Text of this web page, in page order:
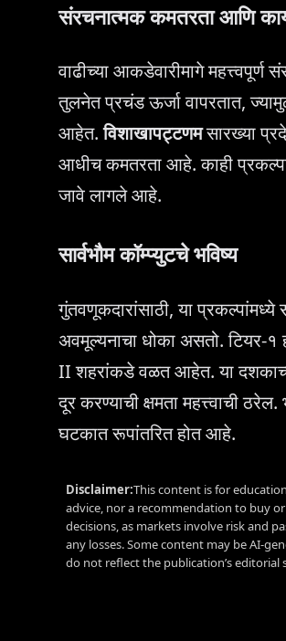
संरचनात्मक कमतरता आणि
वाढीच्या आकडेवारीमागे
तुलनेत प्रचंड ऊर्जा वापरतात,
आहेत.विशाखापट्टणमसारख्या
आधीच कमतरता आहे. काही
जावे लागले आहे.
सार्वभौम कॉम्प्युटचे भविष्य
गुंतवणूकदारांसाठी, या
अवमूल्यनाचा धोका असतो. टियर-
II शहरांकडे वळत आहेत. या
दूर करण्याची क्षमता महत्त्वाची
घटकात रूपांतरित होत आहे.
Disclaimer:This content is for
advice, nor a recommendation to buy
decisions, as markets involve risk and
any losses. Some content may be AI-
do not reflect the publication’s editorial